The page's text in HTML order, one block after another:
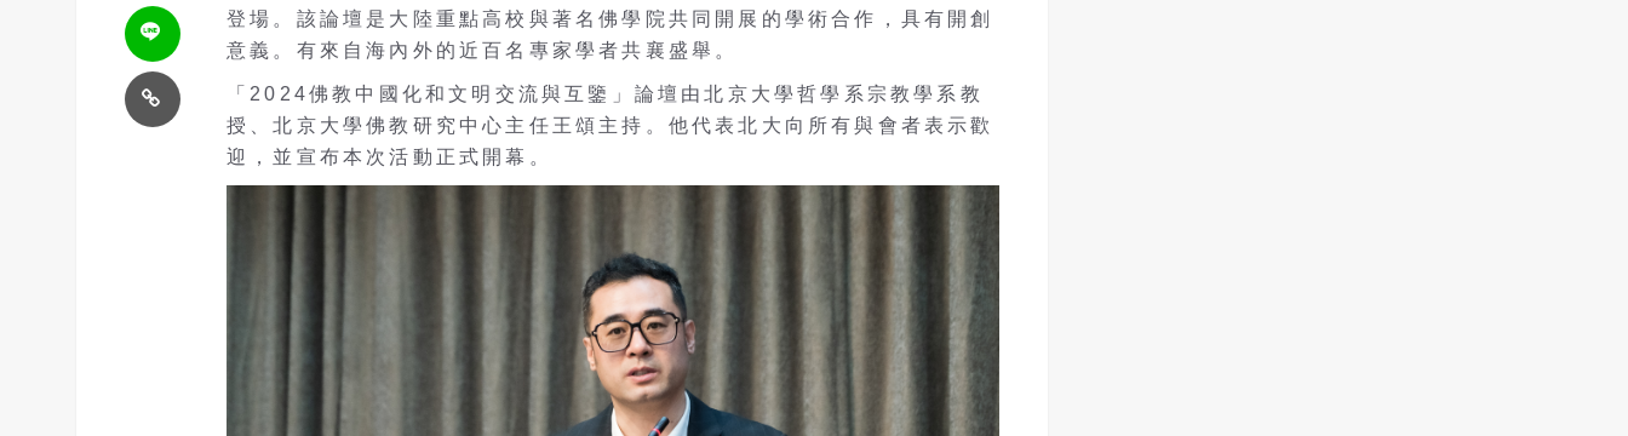
登場。該論壇是大陸重點高校與著名佛學院共同開展的學術合作，具有開創
意義。有來自海內外的近百名專家學者共襄盛舉。
「2024佛教中國化和文明交流與互鑒」論壇由北京大學哲學系宗教學系教
授、北京大學佛教研究中心主任王頌主持。他代表北大向所有與會者表示歡
迎，並宣布本次活動正式開幕。